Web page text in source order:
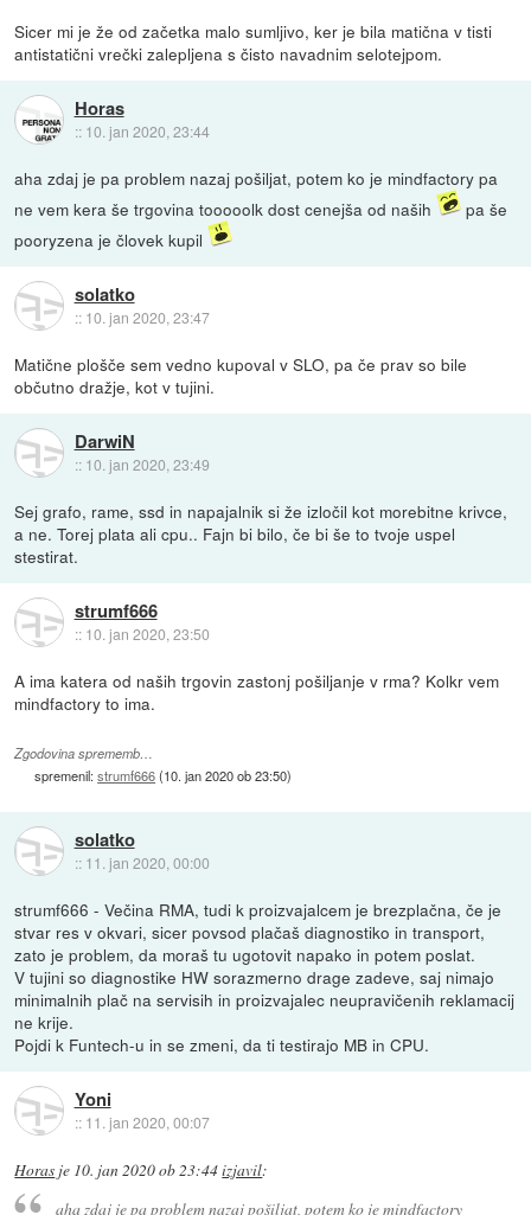
Sicer mi je že od začetka malo sumljivo, ker je bila matična v tisti
antistatični vrečki zalepljena s čisto navadnim selotejpom.
Horas
:: 10. jan 2020, 23:44
aha zdaj je pa problem nazaj pošiljat, potem ko je mindfactory pa
ne vem kera še trgovina tooooolk dost cenejša od naših
pa še
pooryzena je človek kupil
solatko
:: 10. jan 2020, 23:47
Matične plošče sem vedno kupoval v SLO, pa če prav so bile
občutno dražje, kot v tujini.
DarwiN
:: 10. jan 2020, 23:49
Sej grafo, rame, ssd in napajalnik si že izločil kot morebitne krivce,
a ne. Torej plata ali cpu.. Fajn bi bilo, če bi še to tvoje uspel
stestirat.
strumf666
:: 10. jan 2020, 23:50
A ima katera od naših trgovin zastonj pošiljanje v rma? Kolkr vem
mindfactory to ima.
Zgodovina sprememb…
spremenil:strumf666(10. jan 2020 ob 23:50)
solatko
:: 11. jan 2020, 00:00
strumf666 - Večina RMA, tudi k proizvajalcem je brezplačna, če je
stvar res v okvari, sicer povsod plačaš diagnostiko in transport,
zato je problem, da moraš tu ugotovit napako in potem poslat.
V tujini so diagnostike HW sorazmerno drage zadeve, saj nimajo
minimalnih plač na servisih in proizvajalec neupravičenih reklamacij
ne krije.
Pojdi k Funtech-u in se zmeni, da ti testirajo MB in CPU.
Yoni
:: 11. jan 2020, 00:07
Horas je 10. jan 2020 ob 23:44izjavil:
aha zdaj je pa problem nazaj pošiljat, potem ko je mindfactory